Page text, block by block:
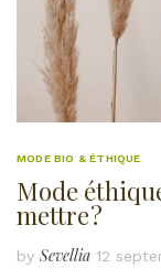
MODE BIO & ÉTHIQUE
Mode
mettre ?
by Sevellia 12